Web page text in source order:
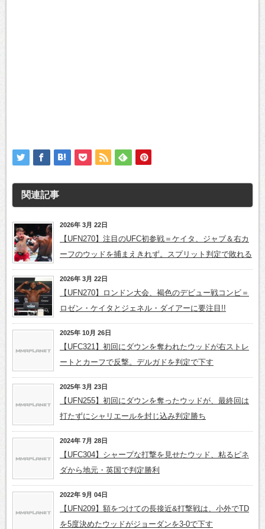
関連記事
2026年 3月 22日
【UFN270】注目のUFC初参戦＝ケイタ、ジャブ＆右カ
ーフのウッドを捕まえきれず。スプリット判定で敗れる
2026年 3月 22日
【UFN270】ロンドン大会、褐色のデビュー戦コンビ＝
ロゼン・ケイタとジェネル・ダイアーに要注目!!
2025年 10月 26日
【UFC321】初回にダウンを奪われたウッドが右ストレ
ートとカーフで反撃。デルガドを判定で下す
2025年 3月 23日
【UFN255】初回にダウンを奪ったウッドが、最終回は
打たずにシャリエールを封じ込み判定勝ち
2024年 7月 28日
【UFC304】シャープな打撃を見せたウッド、粘るピネ
ダから地元・英国で判定勝利
2022年 9月 04日
【UFN209】額をつけての長接近&打撃戦は、小外でTD
を5度決めたウッドがジョーダンを3-0で下す